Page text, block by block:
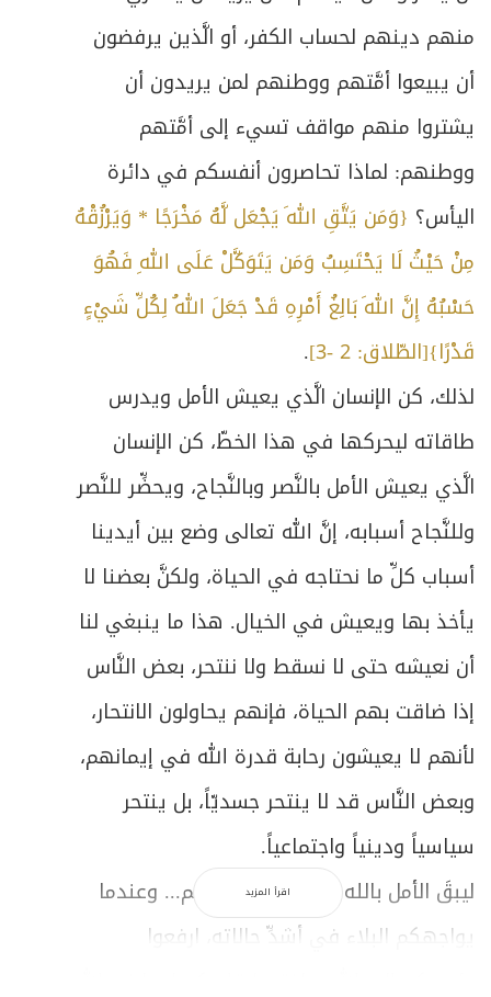
منهم دينهم لحساب الكفر، أو الَّذين يرفضون
أن يبيعوا أمَّتهم ووطنهم لمن يريدون أن
يشتروا منهم مواقف تسيء إلى أمَّتهم
ووطنهم: لماذا تحاصرون أنفسكم في دائرة
اليأس؟ {وَمَن يَتَّقِ اللهَ يَجْعَل لَّهُ مَخْرَجًا * وَيَرْزُقْهُ
مِنْ حَيْثُ لَا يَحْتَسِبُ وَمَن يَتَوَكَّلْ عَلَى اللهِ فَهُوَ
حَسْبُهُ إِنَّ اللهَ بَالِغُ أَمْرِهِ قَدْ جَعَلَ اللهُ لِكُلِّ شَيْءٍ
قَدْرًا}[الطّلاق: 2 -3]
.
لذلك، كن الإنسان الَّذي يعيش الأمل ويدرس
طاقاته ليحركها في هذا الخطّ، كن الإنسان
الَّذي يعيش الأمل بالنَّصر وبالنَّجاح، ويحضِّر للنَّصر
وللنَّجاح أسبابه، إنَّ الله تعالى وضع بين أيدينا
أسباب كلِّ ما نحتاجه في الحياة، ولكنَّ بعضنا لا
يأخذ بها ويعيش في الخيال. هذا ما ينبغي لنا
أن نعيشه حتى لا نسقط ولا ننتحر، بعض النَّاس
إذا ضاقت بهم الحياة، فإنهم يحاولون الانتحار،
لأنهم لا يعيشون رحابة قدرة الله في إيمانهم،
وبعض النَّاس قد لا ينتحر جسديّاً، بل ينتحر
سياسياً ودينياً واجتماعياً.
ليبقَ الأمل بالله كبيراً في نفوسكم... وعندما
يواجهكم البلاء في أشدِّ حالاته، ارفعوا
اقرأ المزيد